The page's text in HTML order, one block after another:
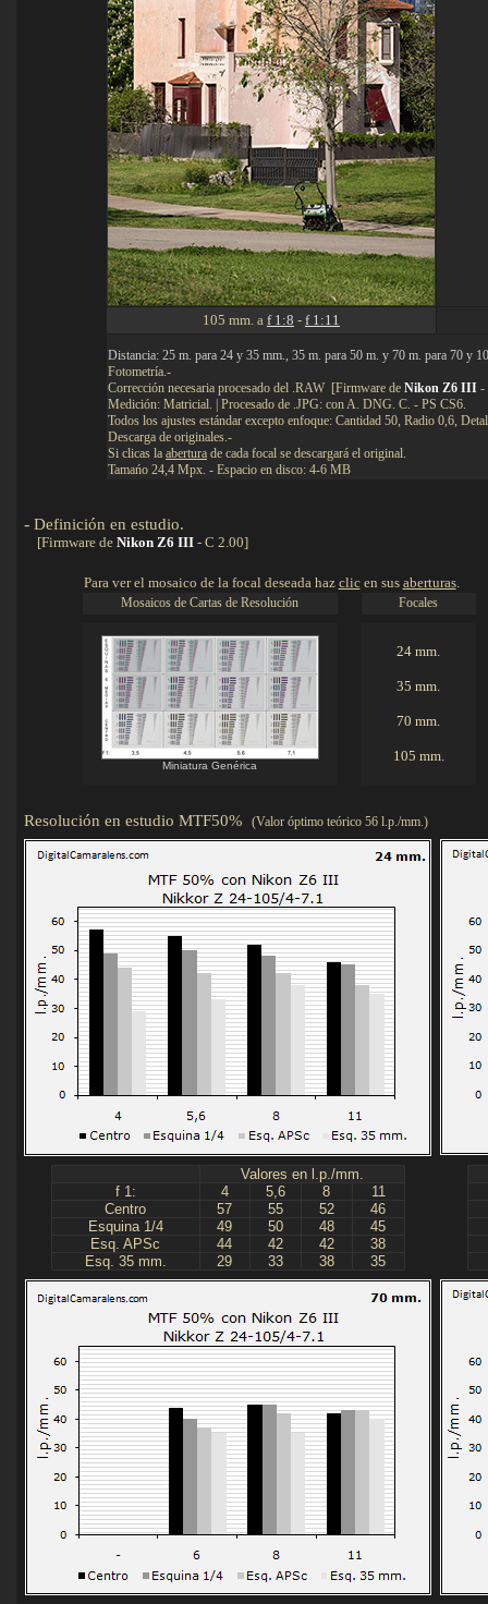
105 mm. a f 1:8 - f 1:11
Distancia: 25 m. para 24 y 35 mm., 35 m. para 50 m. y 70 m. para 70 y
Fotometría.-
Corrección necesaria procesado del .RAW [Firmware de Nikon Z6 III -
Medición: Matricial. | Procesado de .JPG: con A. DNG. C. - PS CS6.
Todos los ajustes estándar excepto enfoque: Cantidad 50, Radio 0,6,
Descarga de originales.-
Si clicas la abertura de cada focal se descargará el original.
Tamańo 24,4 Mpx. - Espacio en disco: 4-6 MB
- Definición en estudio.
[Firmware de Nikon Z6 III - C 2.00]
Para ver el mosaico de la focal deseada haz clicen sus aberturas.
Mosaicos de Cartas de Resolución Focales
Miniatura Genérica
24 mm.
35 mm.
70 mm.
105 mm.
Resolución en estudio MTF50% (Valor óptimo teórico 56 l.p./mm.)
Valores en l.p./mm.
f 1:
4 5,6 8
11
Centro
57 55 52
46
Esquina 1/4
49 50 48
45
Esq. APSc
44 42 42
38
Esq. 35 mm.
29 33 38 35